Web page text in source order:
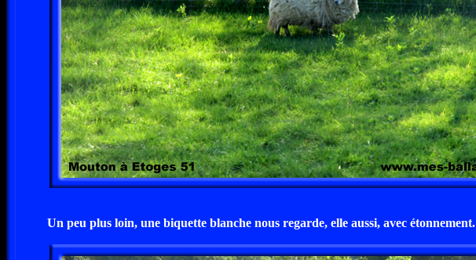
Un peu plus loin, une biquette blanche nous regarde, elle aussi, avec étonnement.